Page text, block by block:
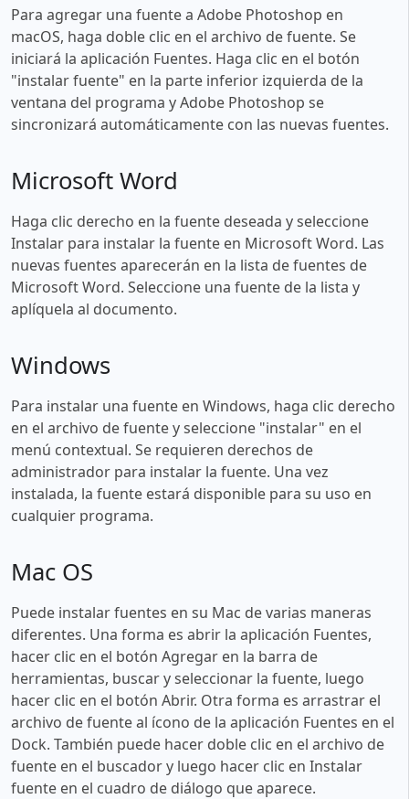
Para agregar una fuente a Adobe Photoshop en
macOS, haga doble clic en el archivo de fuente. Se
iniciará la aplicación Fuentes. Haga clic en el botón
"instalar fuente" en la parte inferior izquierda de la
ventana del programa y Adobe Photoshop se
sincronizará automáticamente con las nuevas fuentes.
Microsoft Word
Haga clic derecho en la fuente deseada y seleccione
Instalar para instalar la fuente en Microsoft Word. Las
nuevas fuentes aparecerán en la lista de fuentes de
Microsoft Word. Seleccione una fuente de la lista y
aplíquela al documento.
Windows
Para instalar una fuente en Windows, haga clic derecho
en el archivo de fuente y seleccione "instalar" en el
menú contextual. Se requieren derechos de
administrador para instalar la fuente. Una vez
instalada, la fuente estará disponible para su uso en
cualquier programa.
Mac OS
Puede instalar fuentes en su Mac de varias maneras
diferentes. Una forma es abrir la aplicación Fuentes,
hacer clic en el botón Agregar en la barra de
herramientas, buscar y seleccionar la fuente, luego
hacer clic en el botón Abrir. Otra forma es arrastrar el
archivo de fuente al ícono de la aplicación Fuentes en el
Dock. También puede hacer doble clic en el archivo de
fuente en el buscador y luego hacer clic en Instalar
fuente en el cuadro de diálogo que aparece.